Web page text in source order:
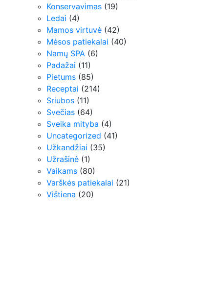
Konservavimas (19)
Ledai (4)
Mamos virtuvė (42)
Mėsos patiekalai (40)
Namų SPA (6)
Padažai (11)
Pietums (85)
Receptai (214)
Sriubos (11)
Svečias (64)
Sveika mityba (4)
Uncategorized (41)
Užkandžiai (35)
Užrašinė (1)
Vaikams (80)
Varškės patiekalai (21)
Vištiena (20)